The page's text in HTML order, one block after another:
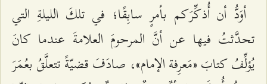
أوَدُّ أن أُذكِّرَكم بأمرٍ سابِقًا؛ في تلكَ الليلةِ التي
تحدَّثتُ فيها عن أنَّ المرحومَ العلامةَ عندما كانَ
يُؤلِّفُ كتابَ «مَعرِفة الإمام»، صادَفَ قضيّةً تتعلَّقُ بعُمَرَ